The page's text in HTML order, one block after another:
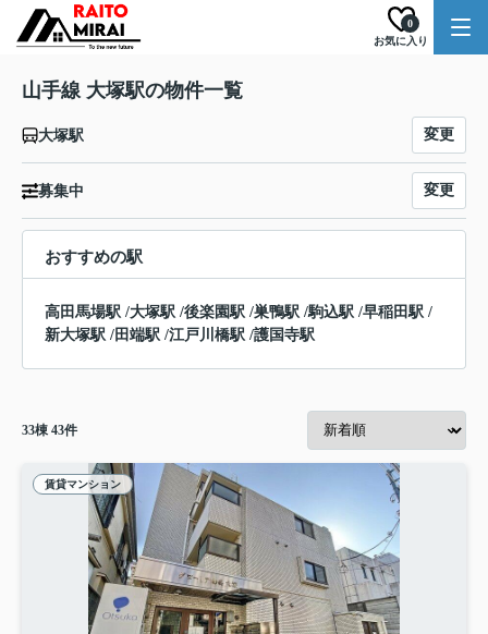
お気に入り
0
山手線 大塚駅の物件一覧
大塚駅 変更
募集中 変更
おすすめの駅
高田馬場駅 /大塚駅 /後楽園駅 /巣鴨駅 /駒込駅 /早稲田駅 /
新大塚駅 /田端駅 /江戸川橋駅 /護国寺駅
33棟 43件
賃貸マンション